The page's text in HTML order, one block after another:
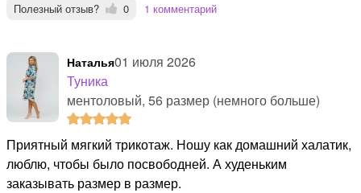
Полезный отзыв? 0 1 комментарий
Наталья01 июля 2026
Туника
ментоловый, 56 размер (немного больше)
Приятный мягкий трикотаж. Ношу как домашний халатик,
люблю, чтобы было посвободней. А худеньким
заказывать размер в размер.